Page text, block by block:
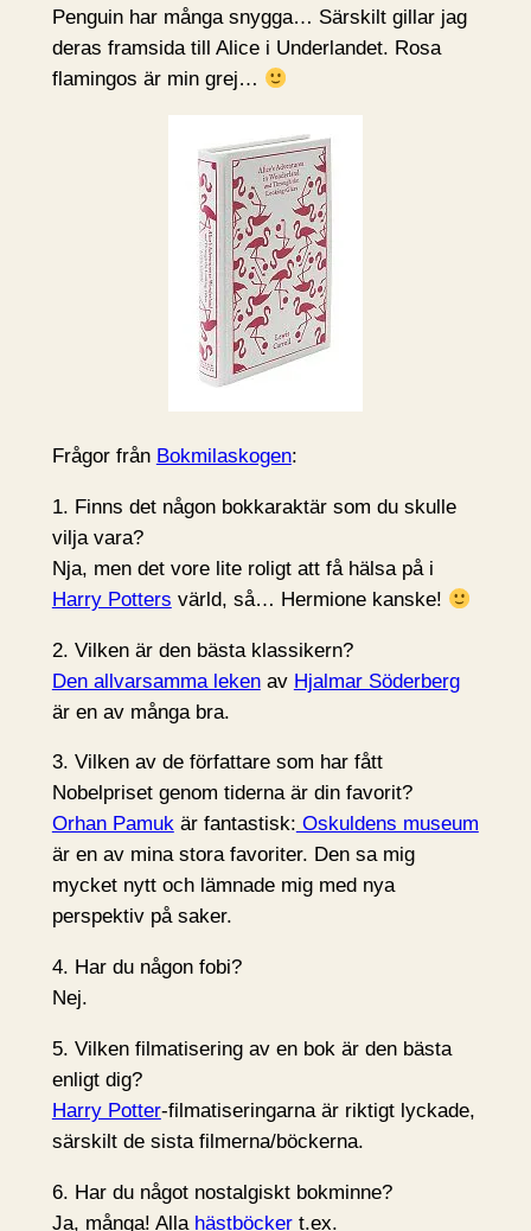
Penguin har många snygga… Särskilt gillar jag
deras framsida till Alice i Underlandet. Rosa
flamingos är min grej…
Frågor från Bokmilaskogen:
1. Finns det någon bokkaraktär som du skulle
vilja vara?
Nja, men det vore lite roligt att få hälsa på i
Harry Potters värld, så… Hermione kanske!
2. Vilken är den bästa klassikern?
Den allvarsamma lekenav Hjalmar Söderberg
är en av många bra.
3. Vilken av de författare som har fått
Nobelpriset genom tiderna är din favorit?
Orhan Pamukär fantastisk: Oskuldens museum
är en av mina stora favoriter. Den sa mig
mycket nytt och lämnade mig med nya
perspektiv på saker.
4. Har du någon fobi?
Nej.
5. Vilken filmatisering av en bok är den bästa
enligt dig?
Harry Potter-filmatiseringarna är riktigt lyckade,
särskilt de sista filmerna/böckerna.
6. Har du något nostalgiskt bokminne?
Ja, många! Alla hästböckert.ex.